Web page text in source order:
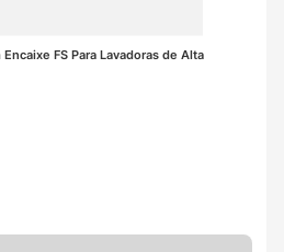
FS Para Lavadoras de Alta